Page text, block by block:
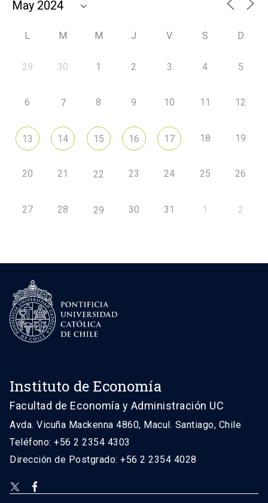
L M M J V S D
29 30 1 2 3 4 5
6 7 8 9 10 11 12
13 14 15 16 17 18 19
20 21 22 23 24 25 26
27 28 29 30 31 1 2
Instituto de Economía
Facultad de Economía y Administración UC
Avda. Vicuña Mackenna 4860, Macul. Santiago, Chile
Teléfono: +56 2 2354 4303
Dirección de Postgrado: +56 2 2354 4028